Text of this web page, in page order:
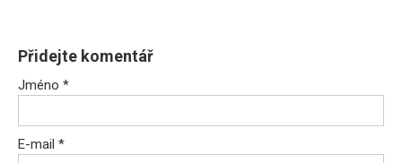
Přidejte komentář
Jméno *
E-mail *